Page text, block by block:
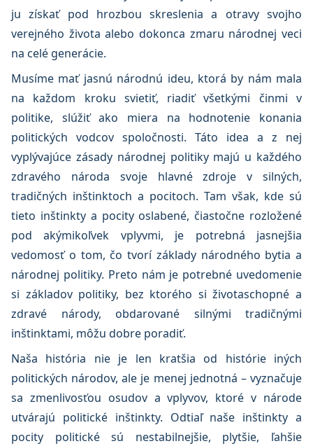
ju získať pod hrozbou skreslenia a otravy svojho
verejného života alebo dokonca zmaru národnej veci
na celé generácie.
Musíme mať jasnú národnú ideu, ktorá by nám mala
na každom kroku svietiť, riadiť všetkými činmi v
politike, slúžiť ako miera na hodnotenie konania
politických vodcov spoločnosti. Táto idea a z nej
vyplývajúce zásady národnej politiky majú u každého
zdravého národa svoje hlavné zdroje v silných,
tradičných inštinktoch a pocitoch. Tam však, kde sú
tieto inštinkty a pocity oslabené, čiastočne rozložené
pod akýmikoľvek vplyvmi, je potrebná jasnejšia
vedomosť o tom, čo tvorí základy národného bytia a
národnej politiky. Preto nám je potrebné uvedomenie
si základov politiky, bez ktorého si životaschopné a
zdravé národy, obdarované silnými tradičnými
inštinktami, môžu dobre poradiť.
Naša história nie je len kratšia od histórie iných
politických národov, ale je menej jednotná – vyznačuje
sa zmenlivosťou osudov a vplyvov, ktoré v národe
utvárajú politické inštinkty. Odtiaľ naše inštinkty a
pocity politické sú nestabilnejšie, plytšie, ľahšie